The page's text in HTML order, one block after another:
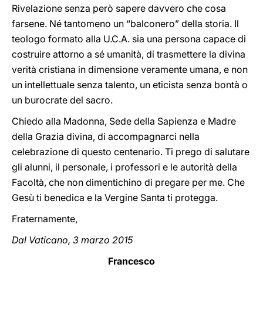
Rivelazione senza però sapere davvero che cosa
farsene. Né tantomeno un “balconero” della storia. Il
teologo formato alla U.C.A. sia una persona capace di
costruire attorno a sé umanità, di trasmettere la divina
verità cristiana in dimensione veramente umana, e non
un intellettuale senza talento, un eticista senza bontà o
un burocrate del sacro.
Chiedo alla Madonna, Sede della Sapienza e Madre
della Grazia divina, di accompagnarci nella
celebrazione di questo centenario. Ti prego di salutare
gli alunni, il personale, i professori e le autorità della
Facoltà, che non dimentichino di pregare per me. Che
Gesù ti benedica e la Vergine Santa ti protegga.
Fraternamente,
Dal Vaticano, 3 marzo 2015
Francesco